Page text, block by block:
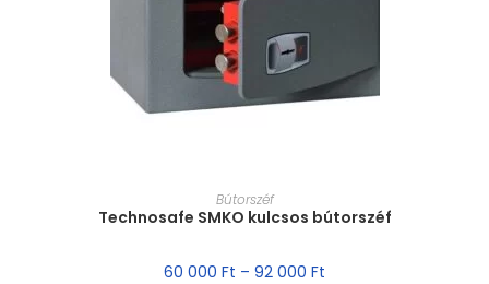
MÉRET VÁLASZTÁSA
Bútorszéf
Technosafe SMKO kulcsos bútorszéf
60 000 Ft – 92 000 Ft